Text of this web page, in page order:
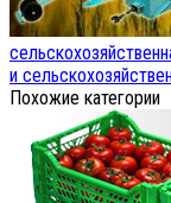
и
Похожие категории